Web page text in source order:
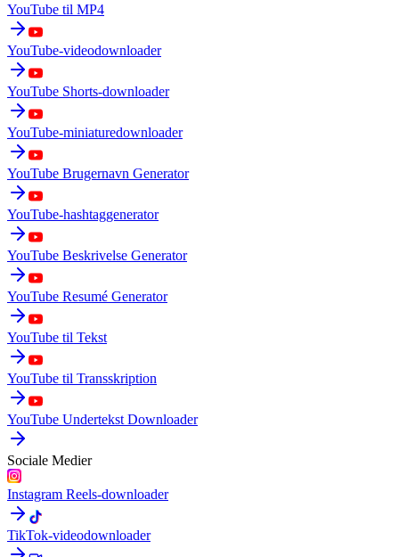
YouTube til MP4
YouTube-videodownloader
YouTube Shorts-downloader
YouTube-miniaturedownloader
YouTube Brugernavn Generator
YouTube-hashtaggenerator
YouTube Beskrivelse Generator
YouTube Resumé Generator
YouTube til Tekst
YouTube til Transskription
YouTube Undertekst Downloader
Sociale Medier
Instagram Reels-downloader
TikTok-videodownloader